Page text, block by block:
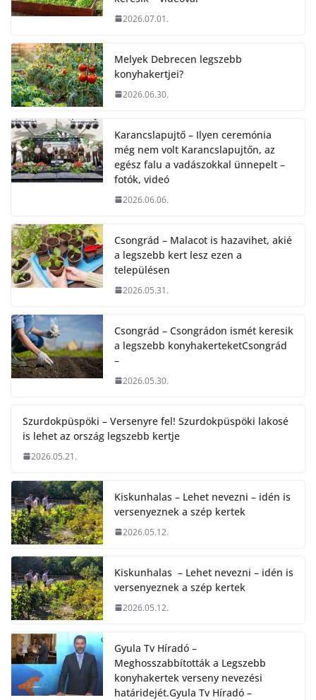
2026.07.01.
Melyek Debrecen legszebb
konyhakertjei?
2026.06.30.
Karancslapujtő – Ilyen ceremónia
még nem volt Karancslapujtőn, az
egész falu a vadászokkal ünnepelt –
fotók, videó
2026.06.06.
Csongrád – Malacot is hazavihet, akié
a legszebb kert lesz ezen a
településen
2026.05.31.
Csongrád – Csongrádon ismét keresik
a legszebb konyhakerteketCsongrád
–
2026.05.30.
Szurdokpüspöki – Versenyre fel! Szurdokpüspöki lakosé
is lehet az ország legszebb kertje
2026.05.21.
Kiskunhalas – Lehet nevezni – idén is
versenyeznek a szép kertek
2026.05.12.
Kiskunhalas – Lehet nevezni – idén is
versenyeznek a szép kertek
2026.05.12.
Gyula Tv Híradó –
Meghosszabbították a Legszebb
konyhakertek verseny nevezési
határidejét.Gyula Tv Híradó –